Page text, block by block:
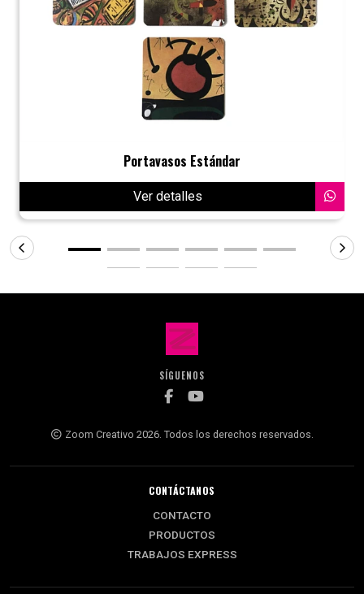
Portavasos Estándar
Ver detalles
SÍGUENOS
Zoom Creativo 2026. Todos los derechos reservados.
CONTÁCTANOS
CONTACTO
PRODUCTOS
TRABAJOS EXPRESS